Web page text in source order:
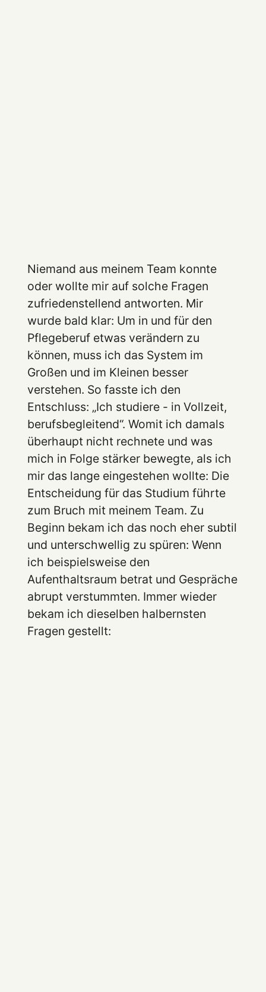
Niemand aus meinem Team konnte
oder wollte mir auf solche Fragen
zufriedenstellend antworten. Mir
wurde bald klar: Um in und für den
Pflegeberuf etwas verändern zu
können, muss ich das System im
Großen und im Kleinen besser
verstehen. So fasste ich den
Entschluss: „Ich studiere - in Vollzeit,
berufsbegleitend“. Womit ich damals
überhaupt nicht rechnete und was
mich in Folge stärker bewegte, als ich
mir das lange eingestehen wollte: Die
Entscheidung für das Studium führte
zum Bruch mit meinem Team. Zu
Beginn bekam ich das noch eher subtil
und unterschwellig zu spüren: Wenn
ich beispielsweise den
Aufenthaltsraum betrat und Gespräche
abrupt verstummten. Immer wieder
bekam ich dieselben halbernsten
Fragen gestellt: